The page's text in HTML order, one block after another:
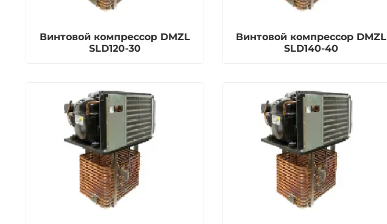
Винтовой компрессор DMZL
SLD120-30
Винтовой компрессор DMZL
SLD140-40